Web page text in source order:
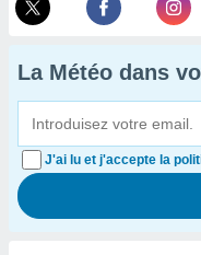
La Météo dans
J'ai lu et j'accepte la